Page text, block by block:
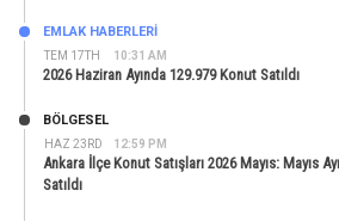
TEM 17TH 10:31 AM
EMLAK HABERLERI
2026 Haziran Ayında 129.979 Konut Satıldı
HAZ 23RD 12:59 PM
BÖLGESEL
Ankara İlçe Konut Satışları 2026 Mayıs: Mayıs
Satıldı